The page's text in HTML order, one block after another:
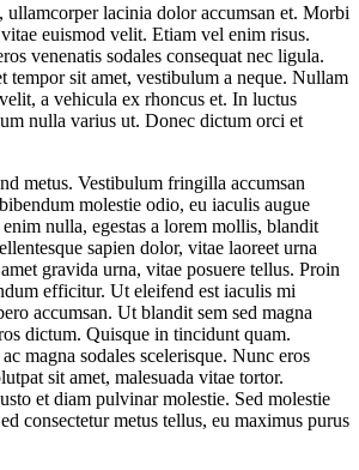
ullamcorper lacinia dolor accumsan et. Morbi
euismod velit. Etiam vel enim risus.
venenatis sodales consequat nec ligula.
tempor sit amet, vestibulum a neque. Nullam
a vehicula ex rhoncus et. In luctus
nulla varius ut. Donec dictum orci et
metus. Vestibulum fringilla accumsan
molestie odio, eu iaculis augue
nulla, egestas a lorem mollis, blandit
sapien dolor, vitae laoreet urna
gravida urna, vitae posuere tellus. Proin
efficitur. Ut eleifend est iaculis mi
accumsan. Ut blandit sem sed magna
dictum. Quisque in tincidunt quam.
magna sodales scelerisque. Nunc eros
sit amet, malesuada vitae tortor.
et diam pulvinar molestie. Sed molestie
consectetur metus tellus, eu maximus purus